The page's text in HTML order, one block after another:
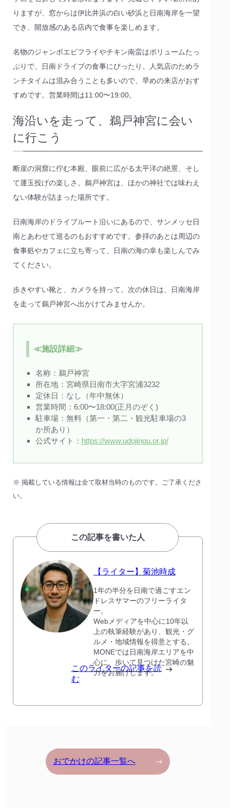
りますが、窓からは伊比井浜の白い砂浜と日南海岸を一望
でき、開放感のある店内で食事を楽しめます。
名物のジャンボエビフライやチキン南蛮はボリュームたっ
ぷりで、日南ドライブの食事にぴったり。人気店のためラ
ンチタイムは混み合うことも多いので、早めの来店がおす
すめです。営業時間は11:00〜19:00。
海沿いを走って、鵜戸神宮に会い
に行こう
断崖の洞窟に佇む本殿、眼前に広がる太平洋の絶景、そし
て運玉投げの楽しさ。鵜戸神宮は、ほかの神社では味わえ
ない体験が詰まった場所です。
日南海岸のドライブルート沿いにあるので、サンメッセ日
南とあわせて巡るのもおすすめです。参拝のあとは周辺の
食事処やカフェに立ち寄って、日南の海の幸も楽しんでみ
てください。
歩きやすい靴と、カメラを持って。次の休日は、日南海岸
を走って鵜戸神宮へ出かけてみませんか。
≪施設詳細≫
名称： 鵜戸神宮
所在地：宮崎県日南市大字宮浦3232
定休日：なし（年中無休）
営業時間：6:00〜18:00(正月のぞく)
駐車場：無料（第一・第二・観光駐車場の3
か所あり）
公式サイト： https://www.udojingu.or.jp/
※ 掲載している情報は全て取材当時のものです。ご了承くださ
い。
この記事を書いた人
【ライター】菊池時成
1年の半分を日南で過ごすエン
ドレスサマーのフリーライタ
ー。
Webメディアを中心に10年以
上の執筆経験があり、観光・グ
ルメ・地域情報を得意とする。
MONEでは日南海岸エリアを中
心に、歩いて見つけた宮崎の魅
力をお届けします。
このライターの記事を読
む
おでかけの記事一覧へ